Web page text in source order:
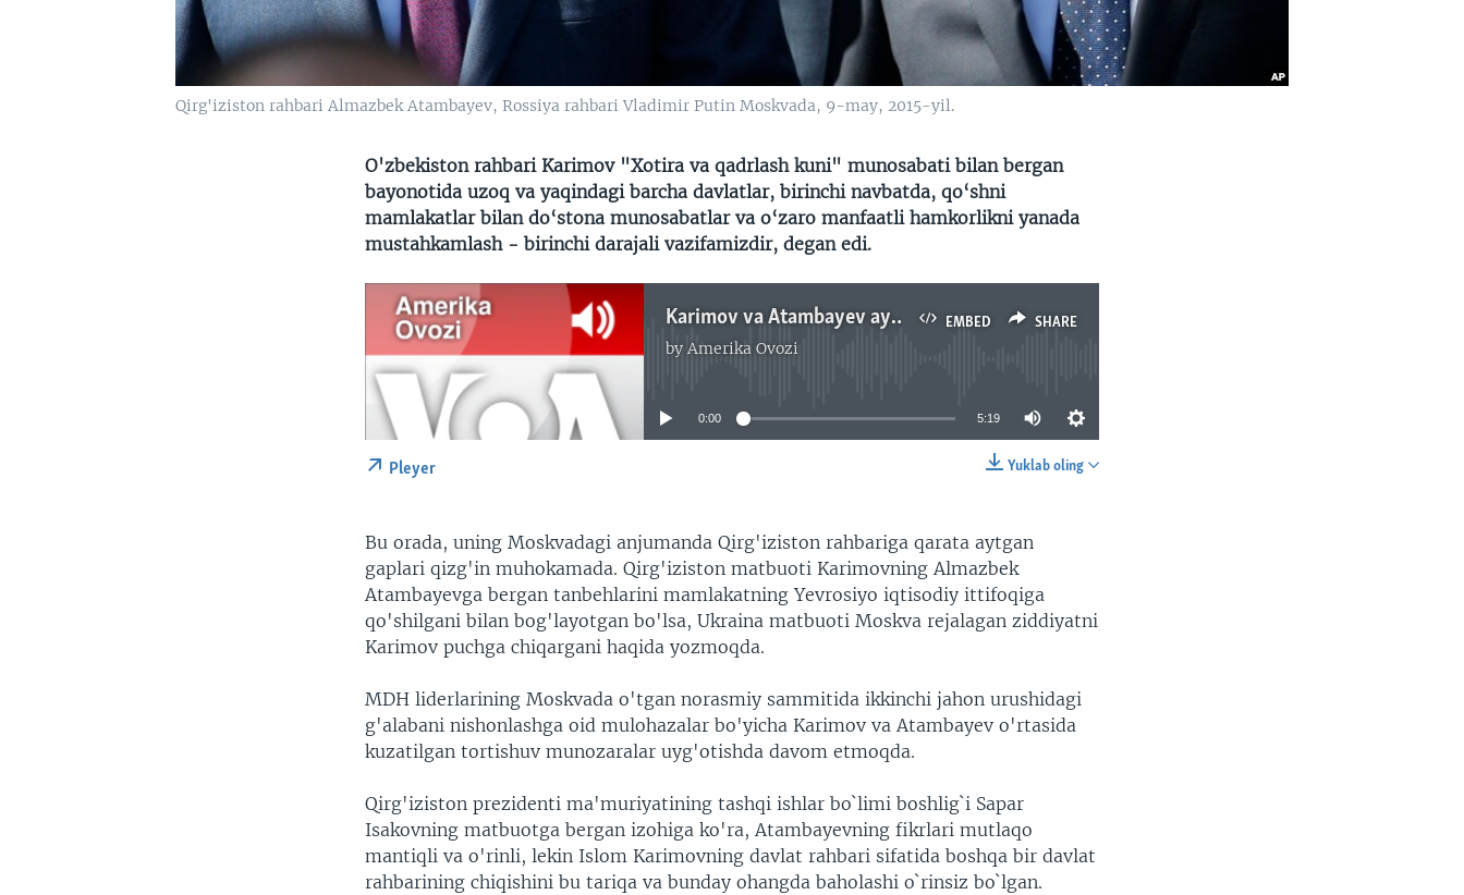
Qirg'iziston rahbari Almazbek Atambayev, Rossiya rahbari Vladimir Putin Moskvada, 9-may, 2015-yil.
O'zbekiston rahbari Karimov "Xotira va qadrlash kuni" munosabati bilan bergan
bayonotida uzoq va yaqindagi barcha davlatlar, birinchi navbatda, qo‘shni
mamlakatlar bilan do‘stona munosabatlar va o‘zaro manfaatli hamkorlikni yanada
mustahkamlash - birinchi darajali vazifamizdir, degan edi.
EMBED SHARE
Karimov va Atambayev aytishib qolgani ikki davlat aloqalariga qanday ta'sir qiladi? Malik Mansur reportaji
byAmerika Ovozi
No media source currently available
0:00 5:19
Yuklab oling
Pleyer
Bu orada, uning Moskvadagi anjumanda Qirg'iziston rahbariga qarata aytgan
gaplari qizg'in muhokamada. Qirg'iziston matbuoti Karimovning Almazbek
Atambayevga bergan tanbehlarini mamlakatning Yevrosiyo iqtisodiy ittifoqiga
qo'shilgani bilan bog'layotgan bo'lsa, Ukraina matbuoti Moskva rejalagan ziddiyatni
Karimov puchga chiqargani haqida yozmoqda.
MDH liderlarining Moskvada o'tgan norasmiy sammitida ikkinchi jahon urushidagi
g'alabani nishonlashga oid mulohazalar bo'yicha Karimov va Atambayev o'rtasida
kuzatilgan tortishuv munozaralar uyg'otishda davom etmoqda.
Qirg'iziston prezidenti ma'muriyatining tashqi ishlar bo`limi boshlig`i Sapar
Isakovning matbuotga bergan izohiga ko'ra, Atambayevning fikrlari mutlaqo
mantiqli va o'rinli, lekin Islom Karimovning davlat rahbari sifatida boshqa bir davlat
rahbarining chiqishini bu tariqa va bunday ohangda baholashi o`rinsiz bo`lgan.